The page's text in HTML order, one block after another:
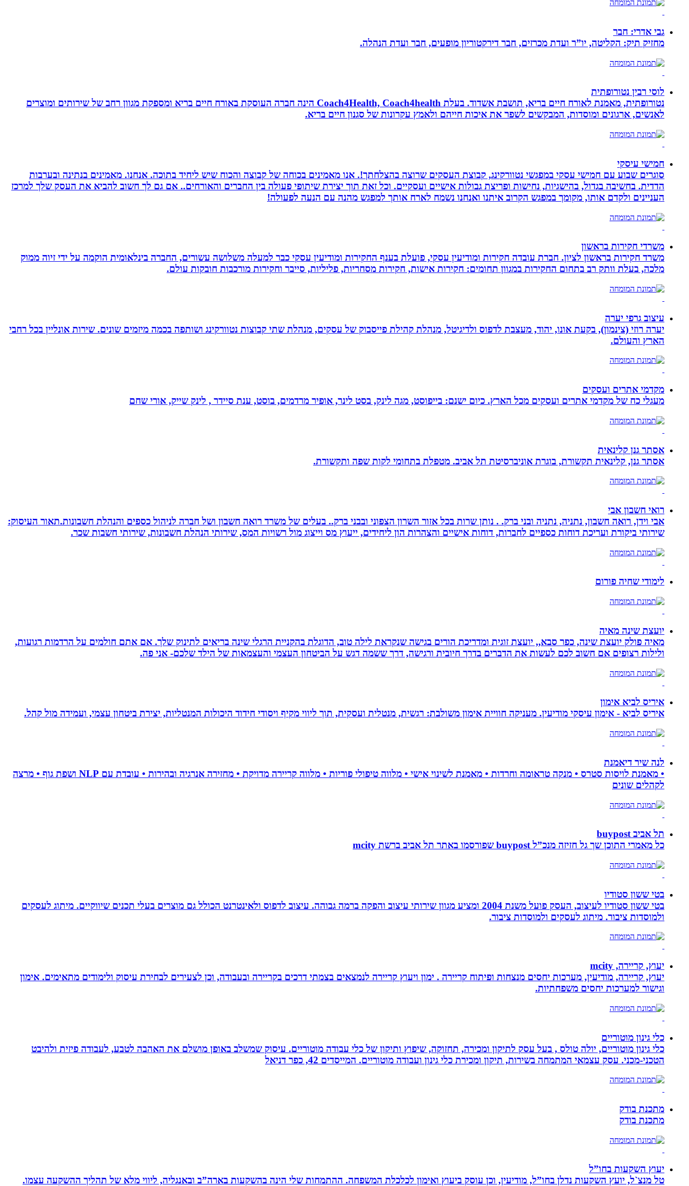
גבי אדרי: חבר
מחזיק תיק: הקליטה, יו”ר ועדת מכרזים, חבר דירקטוריון מופעים, חבר ועדת הנהלה.
לוסי רבין נטורופתית
נטורופתית, מאמנת לאורח חיים בריא, תושבת אשדוד. בעלת Coach4Health, Coach4health הינה חברה העוסקת באורח חיים בריא ומספקת מגוון רחב של שירותים ומוצרים
לאנשים, ארגונים ומוסדות, המבקשים לשפר את איכות חייהם ולאמץ עקרונות של סגנון חיים בריא.
חמישי עיסקי
סוגרים שבוע עם חמישי עסקי במפגשי נטוורקינג, קבוצת העסקים שרוצה בהצלחתך!. אנו מאמינים בכוחה של קבוצה והכוח שיש ליחיד בתוכה. אנחנו. מאמינים בנתינה ובערבות
הדדית. בחשיבה בגדול, בהישגיות, נחישות ופריצת גבולות אישיים ועסקיים. וכל זאת תוך יצירת שיתופי פעולה בין החברים והאורחים.. אם גם לך חשוב להביא את העסק שלך למרכז
העניינים ולקדם אותו, מקומך במפגש הקרוב איתנו ואנחנו נשמח לארח אותך למפגש מהנה עם הנעה לפעולה!
משרדי חקירות בראשון
משרד חקירות בראשון לציון. חברת עובדה חקירות ומודיעין עסקי, פועלת בענף החקירות ומודיעין עסקי כבר למעלה משלושה עשורים, החברה בינלאומית הוקמה על ידי זיוה ממוק
מלכה, בעלת וותק רב בתחום החקירות במגוון תחומים: חקירות אישות, חקירות מסחריות, פליליות, סייבר וחקירות מורכבות חובקות עולם.
עיצוב גרפי יערה
יערה רוזי (צינמון), בקעת אונו, יהוד, מעצבת לדפוס ולדיגיטל, מנהלת קהילת פייסבוק של עסקים, מנהלת שתי קבוצות נטוורקינג ושותפה בכמה מיזמים שונים. שירות אונליין בכל רחבי
הארץ והעולם.
מקדמי אתרים ועסקים
מעגלי כח של מקדמי אתרים ועסקים מכל הארץ. כיום ישנם: בייפוסט, מגה לינק, בסט לינר, אופיר מרדמים, בוסט, ענת סיידר , לינק שייק, אורי שחם
אסתר גנן קלינאית
אסתר גנן, קלינאית תקשורת, בוגרת אוניברסיטת תל אביב. מטפלת בתחומי לקות שפה ותקשורת.
רואי חשבון אבי
אבי וידן, רואה חשבון, נתניה, נתניה ובני ברק. . נותן שרות בכל אזור השרון הצפוני ובבני ברק.. בעלים של משרד רואה חשבון ושל חברה לניהול כספים והנהלת חשבונות.תאור העיסוק:
שירותי ביקורת ועריכת דוחות כספיים לחברות, דוחות אישיים והצהרות הון ליחידים, ייעוץ מס וייצוג מול רשויות המס, שירותי הנהלת חשבונות, שירותי חשבות שכר.
לימודי שחיה פורום
יועצת שינה מאיה
מאיה פולק יועצת שינה, כפר סבא,, יועצת זוגית ומדריכת הורים בגישה שנקראת לילה טוב, הדוגלת בהקניית הרגלי שינה בריאים לתינוק שלך. אם אתם חולמים על הרדמות רגועות,
ולילות רצופים אם חשוב לכם לעשות את הדברים בדרך חיובית ורגישה, דרך ששמה דגש על הביטחון העצמי והעצמאות של הילד שלכם- אני פה.
איריס לביא אימון
איריס לביא - אימון עיסקי מודיעין. מעניקה חוויית אימון משולבת: רגשית, מנטלית ועסקית, תוך ליווי מקיף ויסודי חידוד היכולות המנטליות, יצירת ביטחון עצמי, ועמידה מול קהל.
לנה שיר דיאמנת
• מאמנת לויסות סטרס • מנקה טראומה וחרדות • מאמנת לשינוי אישי • מלווה טיפולי פוריות • מלווה קריירה מדויקת • מחזירה אנרגיה ובהירות • עובדת עם NLP ושפת גוף • מרצה
לקהלים שונים
תל אביב buypost
כל מאמרי התוכן שך גל חזיזה מנכ”ל buypost שפורסמו באתר תל אביב ברשת mcity
בטי ששון סטודיו
בטי ששון סטודיו לעיצוב, העסק פועל משנת 2004 ומציע מגוון שירותי עיצוב והפקה ברמה גבוהה. עיצוב לדפוס ולאינטרנט הכולל גם מוצרים בעלי תכנים שיווקיים. מיתוג לעסקים
ולמוסדות ציבור. מיתוג לעסקים ולמוסדות ציבור.
יעוץ, קריירה, mcity
יעוץ, קריירה, מודיעין, מערכות יחסים מנצחות ופיתוח קריירה . ימון ויעוץ קריירה לנמצאים בצמתי דרכים בקריירה ובעבודה, וכן לצעירים לבחירת עיסוק ולימודים מתאימים. אימון
וגישור למערכות יחסים משפחתיות.
כלי גינון מוטוריים
כלי גינון מוטוריים, יולה טולס , בעל עסק לתיקון ומכירה, תחזוקה, שיפוץ ותיקון של כלי עבודה מוטוריים. עיסוק שמשלב באופן מושלם את האהבה לטבע, לעבודה פיזית ולהיבט
הטכני-מכני. עסק עצמאי המתמחה בשירות, תיקון ומכירת כלי גינון ועבודה מוטוריים. המייסדים 42, כפר דניאל
מתכנת בודק
מתכנת בודק
יעוץ השקעות בחו”ל
טל מנצ`ל, יועץ השקעות נדלן בחו”ל, מודיעין, וכן עוסק ביעוץ ואימון לכלכלת המשפחה. ההתמחות שלי הינה בהשקעות בארה”ב ובאנגליה, ליווי מלא של תהליך ההשקעה עצמו.